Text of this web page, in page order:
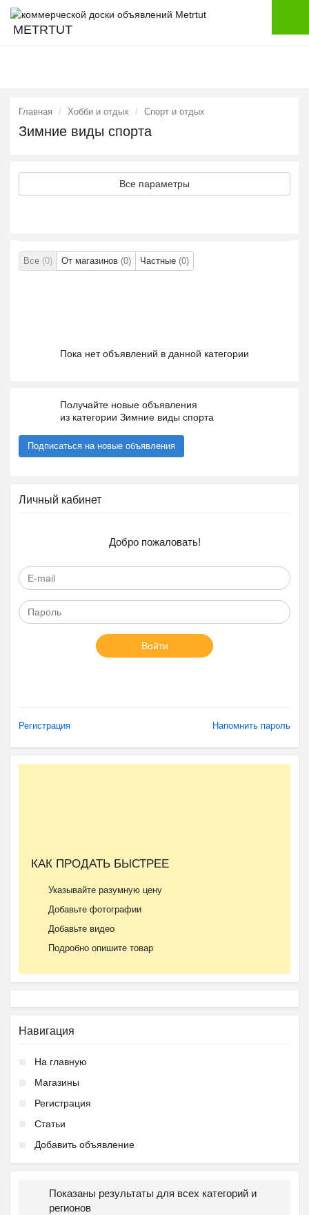
METRTUT
Главная Хобби и отдых Спорт и отдых
Зимние виды спорта
Все параметры
Все (0) От магазинов (0) Частные (0)
Пока нет объявлений в данной категории
Получайте новые объявления
из категории Зимние виды спорта
Подписаться на новые объявления
Личный кабинет
Добро пожаловать!
Войти
Регистрация Напомнить пароль
КАК ПРОДАТЬ БЫСТРЕЕ
Указывайте разумную цену
Добавьте фотографии
Добавьте видео
Подробно опишите товар
Навигация
На главную
Магазины
Регистрация
Статьи
Добавить объявление
Показаны результаты для всех категорий и
регионов